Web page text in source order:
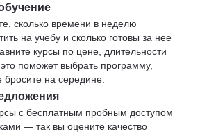
сколько времени в неделю
на учебу и сколько готовы за нее
курсы по цене, длительности
поможет выбрать программу,
бросите на середине.
с бесплатным пробным доступом
— так вы оцените качество